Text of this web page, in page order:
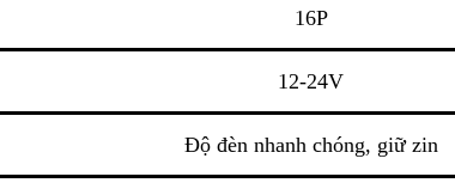
16P
12-24V
Độ đèn nhanh chóng, giữ zin